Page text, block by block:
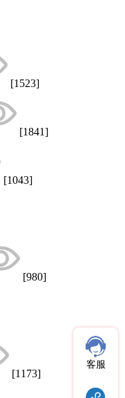
[1523]
[1841]
[1043]
[980]
[1173]
客服